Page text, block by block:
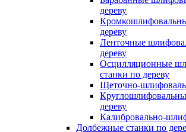
дереву
дереву
Ленточные
дереву
Осцилляционные
станки по дереву
Щеточно-
дереву
Калибровально-
Долбежные станки по